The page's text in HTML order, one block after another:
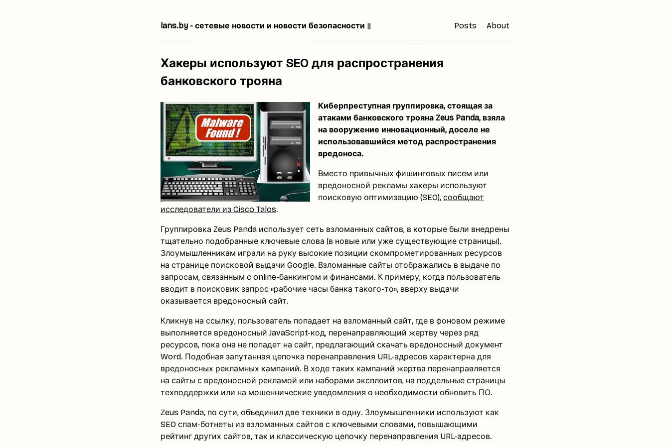
lans.by - сетевые новости и новости безопасности ▮ Posts About
Хакеры используют SEO для распространения
банковского трояна
Киберпреступная группировка, стоящая за
атаками банковского трояна Zeus Panda, взяла
на вооружение инновационный, доселе не
использовавшийся метод распространения
вредоноса.
Вместо привычных фишинговых писем или
вредоносной рекламы хакеры используют
поисковую оптимизацию (SEO), сообщают
исследователи из Cisco Talos.
Группировка Zeus Panda использует сеть взломанных сайтов, в которые были внедрены
тщательно подобранные ключевые слова (в новые или уже существующие страницы).
Злоумышленникам играли на руку высокие позиции скомпрометированных ресурсов
на странице поисковой выдачи Google. Взломанные сайты отображались в выдаче по
запросам, связанным с online-банкингом и финансами. К примеру, когда пользователь
вводит в поисковик запрос «рабочие часы банка такого-то», вверху выдачи
оказывается вредоносный сайт.
Кликнув на ссылку, пользователь попадает на взломанный сайт, где в фоновом режиме
выполняется вредоносный JavaScript-код, перенаправляющий жертву через ряд
ресурсов, пока она не попадет на сайт, предлагающий скачать вредоносный документ
Word. Подобная запутанная цепочка перенаправления URL-адресов характерна для
вредоносных рекламных кампаний. В ходе таких кампаний жертва перенаправляется
на сайты с вредоносной рекламой или наборами эксплоитов, на поддельные страницы
техподдержки или на мошеннические уведомления о необходимости обновить ПО.
Zeus Panda, по сути, объединил две техники в одну. Злоумышленники используют как
SEO спам-ботнеты из взломанных сайтов с ключевыми словами, повышающими
рейтинг других сайтов, так и классическую цепочку перенаправления URL-адресов.